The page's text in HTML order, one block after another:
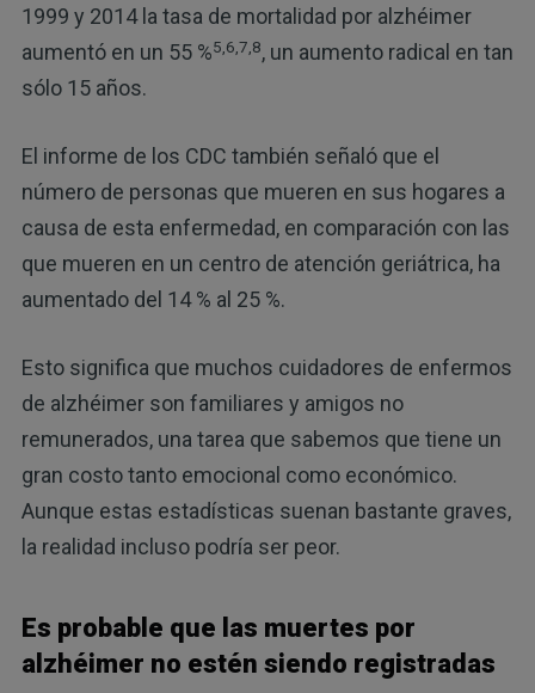
1999 y 2014 la tasa de mortalidad por alzhéimer
aumentó en un 55 %5,6,7,8, un aumento radical en tan
sólo 15 años.
El informe de los CDC también señaló que el
número de personas que mueren en sus hogares a
causa de esta enfermedad, en comparación con las
que mueren en un centro de atención geriátrica, ha
aumentado del 14 % al 25 %.
Esto significa que muchos cuidadores de enfermos
de alzhéimer son familiares y amigos no
remunerados, una tarea que sabemos que tiene un
gran costo tanto emocional como económico.
Aunque estas estadísticas suenan bastante graves,
la realidad incluso podría ser peor.
Es probable que las muertes por
alzhéimer no estén siendo registradas